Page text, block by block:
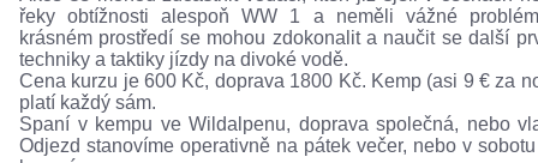
řeky obtížnosti alespoň WW 1 a neměli vážné
krásném prostředí se mohou zdokonalit a naučit se další
techniky a taktiky jízdy na divoké vodě.
Cena kurzu je 600 Kč, doprava 1800 Kč. Kemp (asi 9 € za
platí každý sám.
Spaní v kempu ve Wildalpenu, doprava společná, nebo
Odjezd stanovíme operativně na pátek večer, nebo v